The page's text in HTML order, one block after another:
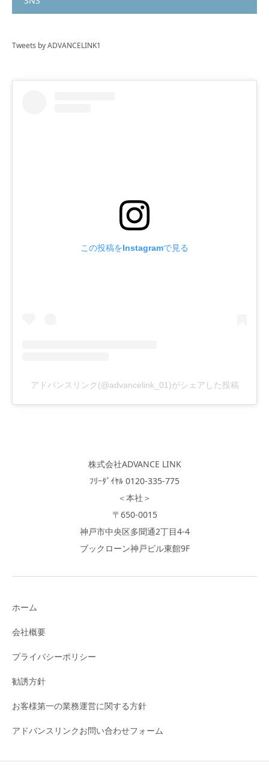
Tweets by ADVANCELINK1
この投稿をInstagramで見る
アドバンスリンク(@advancelink_01)がシェアした投稿
株式会社ADVANCE LINK
ﾌﾘｰﾀﾞｲﾔﾙ 0120-335-775
＜本社＞
〒650-0015
神戸市中央区多聞通2丁目4-4
ブックローン神戸ビル東館9F
ホーム
会社概要
プライバシーポリシー
勧誘方針
お客様第一の業務運営に関する方針
アドバンスリンクお問い合わせフォーム